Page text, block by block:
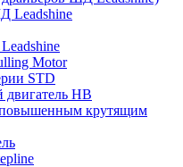
Leadshine
Motor
STD
HB
крутящим